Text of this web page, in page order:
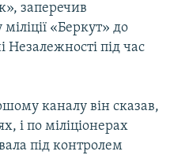
заперечив
«Беркут» до
Незалежності під час
каналу він сказав,
і по міліціонерах
під контролем